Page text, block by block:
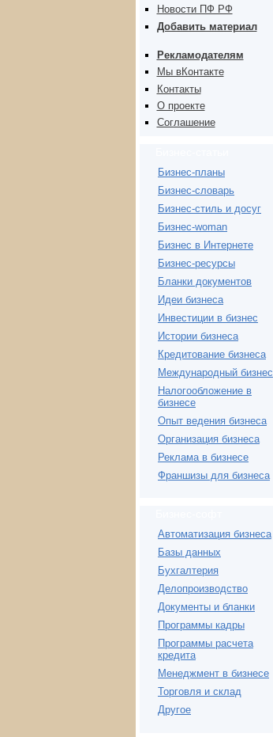
Новости ПФ РФ
Добавить материал
Рекламодателям
Мы вКонтакте
Контакты
О проекте
Соглашение
Бизнес-планы
Бизнес-словарь
Бизнес-стиль и досуг
Бизнес-woman
Бизнес в Интернете
Бизнес-ресурсы
Бланки документов
Идеи бизнеса
Инвестиции в бизнес
Истории бизнеса
Кредитование бизнеса
Международный бизнес
Налогообложение в
бизнесе
Опыт ведения бизнеса
Организация бизнеса
Реклама в бизнесе
Франшизы для бизнеса
Автоматизация бизнеса
Базы данных
Бухгалтерия
Делопроизводство
Документы и бланки
Программы кадры
Программы расчета
кредита
Менеджмент в бизнесе
Торговля и склад
Другое